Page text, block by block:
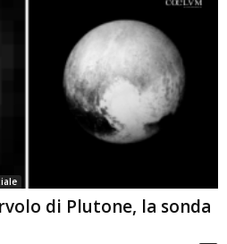
di Plutone, la sonda